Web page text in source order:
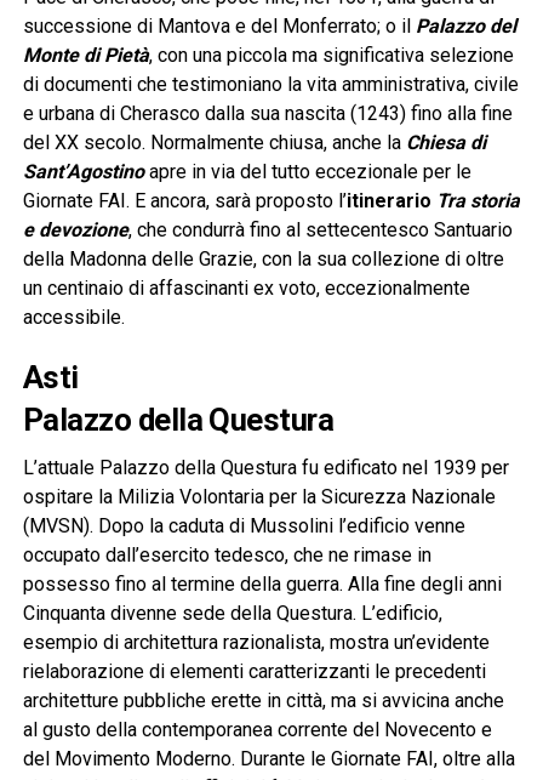
successione di Mantova e del Monferrato; o il Palazzo del
Monte di Pietà, con una piccola ma significativa selezione
di documenti che testimoniano la vita amministrativa, civile
e urbana di Cherasco dalla sua nascita (1243) fino alla fine
del XX secolo. Normalmente chiusa, anche la Chiesa di
Sant’Agostinoapre in via del tutto eccezionale per le
Giornate FAI. E ancora, sarà proposto l’itinerario Tra storia
e devozione, che condurrà fino al settecentesco Santuario
della Madonna delle Grazie, con la sua collezione di oltre
un centinaio di affascinanti ex voto, eccezionalmente
accessibile.
Asti
Palazzo della Questura
L’attuale Palazzo della Questura fu edificato nel 1939 per
ospitare la Milizia Volontaria per la Sicurezza Nazionale
(MVSN). Dopo la caduta di Mussolini l’edificio venne
occupato dall’esercito tedesco, che ne rimase in
possesso fino al termine della guerra. Alla fine degli anni
Cinquanta divenne sede della Questura. L’edificio,
esempio di architettura razionalista, mostra un’evidente
rielaborazione di elementi caratterizzanti le precedenti
architetture pubbliche erette in città, ma si avvicina anche
al gusto della contemporanea corrente del Novecento e
del Movimento Moderno. Durante le Giornate FAI, oltre alla